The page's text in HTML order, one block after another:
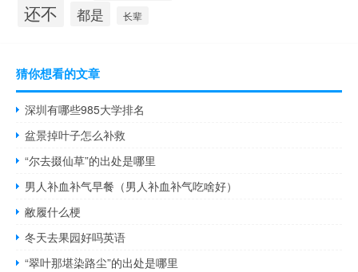
还不 都是 长辈
猜你想看的文章
深圳有哪些985大学排名
盆景掉叶子怎么补救
“尔去掇仙草”的出处是哪里
男人补血补气早餐（男人补血补气吃啥好）
敝履什么梗
冬天去果园好吗英语
“翠叶那堪染路尘”的出处是哪里